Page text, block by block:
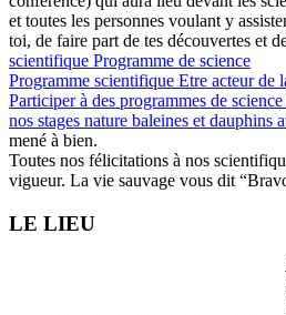
et toutes les personnes voulant y
toi, de faire part de tes découvertes et
scientifique Programme de science
Programme scientifique Etre acteur de
Participer à des programmes de
nos stages nature baleines et dauphins
mené à bien.
Toutes nos félicitations à nos
vigueur. La vie sauvage vous dit
LE LIEU